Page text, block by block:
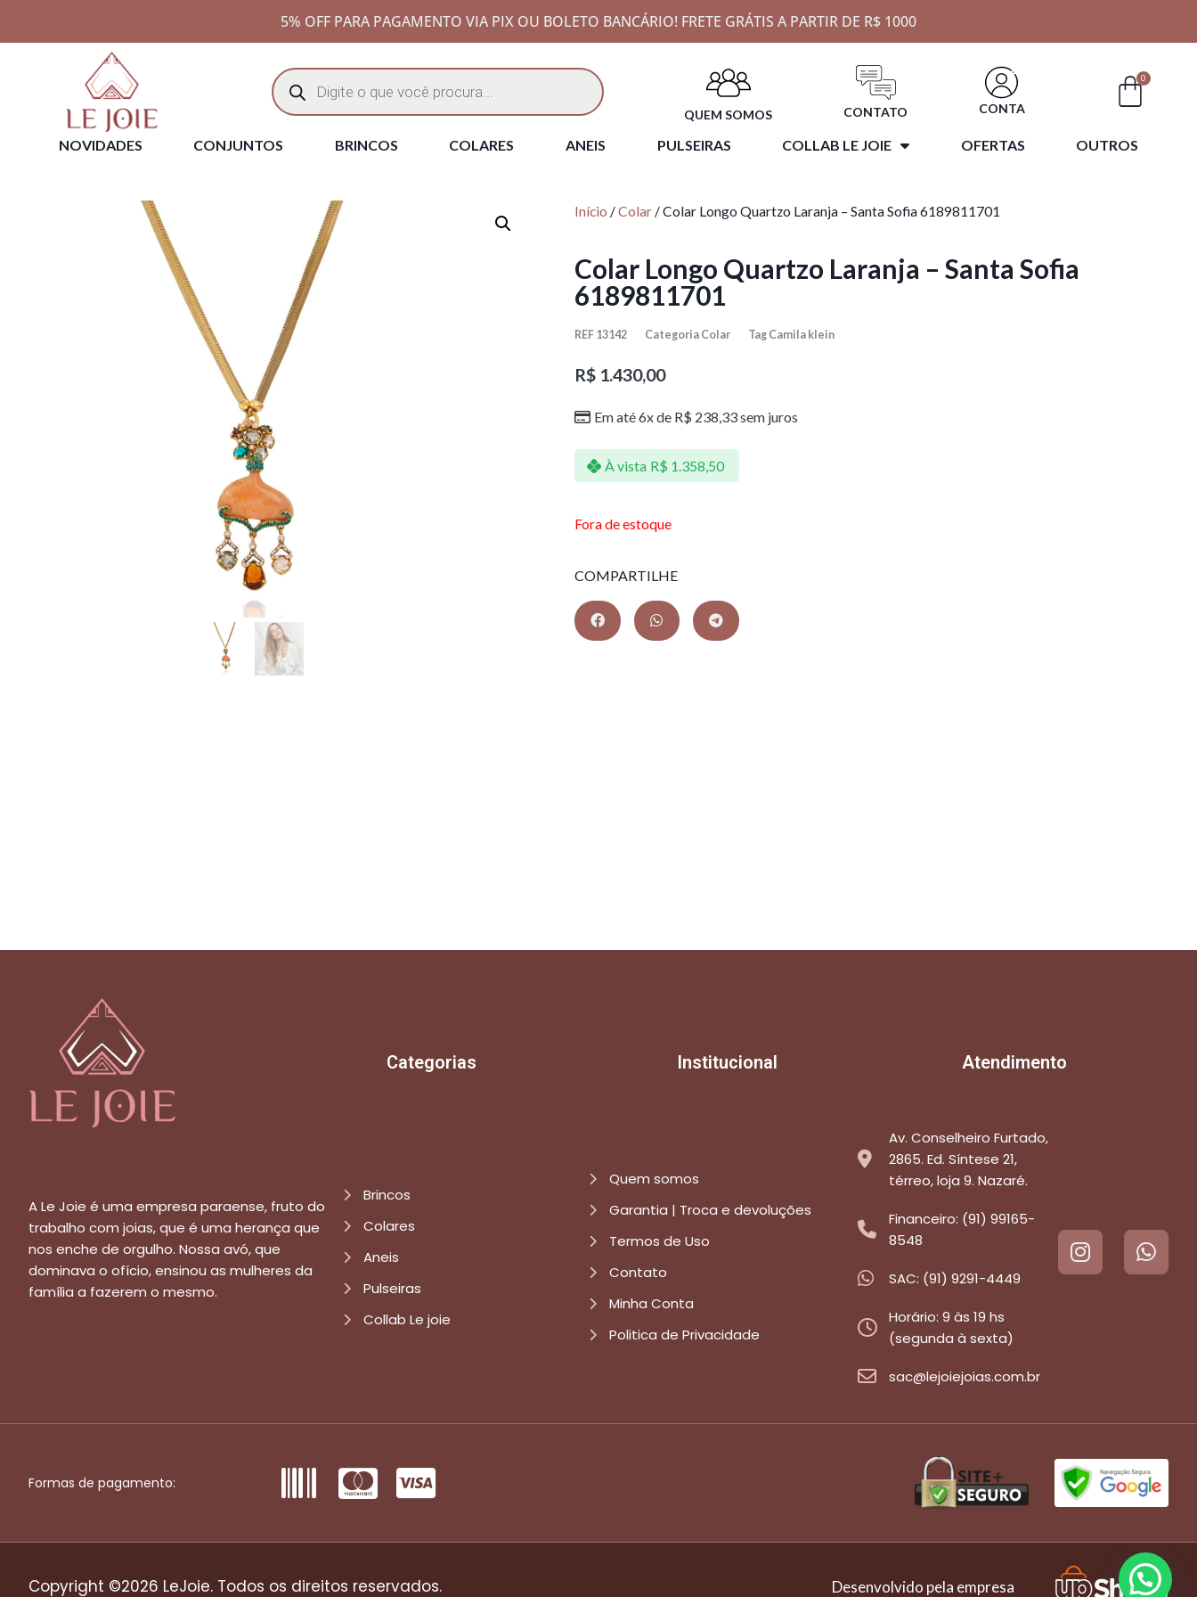
5% OFF PARA PAGAMENTO VIA PIX OU BOLETO BANCÁRIO! FRETE GRÁTIS A PARTIR DE R$ 1000
QUEM SOMOS CONTATO CONTA
0
NOVIDADES CONJUNTOS BRINCOS COLARES ANEIS PULSEIRAS COLLAB LE JOIE OFERTAS OUTROS
Início /Colar / Colar Longo Quartzo Laranja – Santa Sofia 6189811701
Colar Longo Quartzo Laranja – Santa Sofia
6189811701
REF 13142 Categoria Colar Tag Camila klein
R$ 1.430,00
Em até 6x de R$ 238,33sem juros
À vista R$ 1.358,50
Fora de estoque
COMPARTILHE
Categorias Institucional Atendimento
A Le Joie é uma empresa paraense, fruto do
trabalho com joias, que é uma herança que
nos enche de orgulho. Nossa avó, que
dominava o ofício, ensinou as mulheres da
família a fazerem o mesmo.
Brincos
Colares
Aneis
Pulseiras
Collab Le joie
Quem somos
Garantia | Troca e devoluções
Termos de Uso
Contato
Minha Conta
Politica de Privacidade
Av. Conselheiro Furtado,
2865. Ed. Síntese 21,
térreo, loja 9. Nazaré.
Financeiro: (91) 99165-
8548
SAC: (91) 9291-4449
Horário: 9 às 19 hs
(segunda à sexta)
sac@lejoiejoias.com.br
Formas de pagamento:
Copyright ©2026 LeJoie. Todos os direitos reservados. Desenvolvido pela empresa